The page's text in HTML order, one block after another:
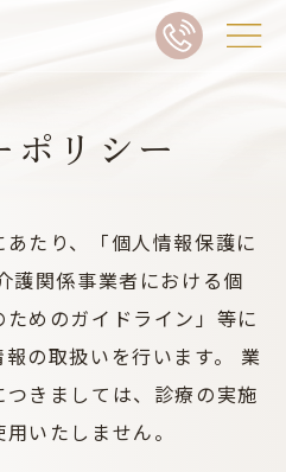
ポリシー
たり、「個人情報保護に
護関係事業者における個
めのガイドライン」等に
の取扱いを行います。 業
きましては、診療の実施
いたしません。